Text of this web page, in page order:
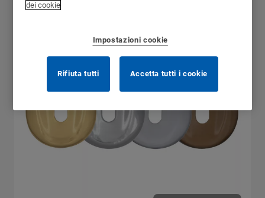
dei cookie
Impostazioni cookie
Rifiuta tutti Accetta tutti i cookie